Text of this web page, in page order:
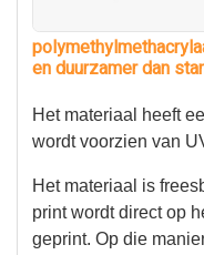
en duurzamer dan
Het materiaal heeft
wordt voorzien van
Het materiaal is
print wordt direct op
geprint. Op die